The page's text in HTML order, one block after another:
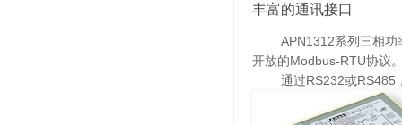
丰富的通讯接口
APN1312系列三相功率
开放的Modbus-RTU协议
通过RS232或RS485，